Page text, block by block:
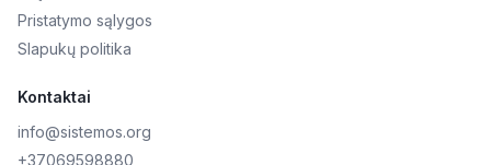
Pristatymo sąlygos
Slapukų politika
Kontaktai
info@sistemos.org
+37069598880